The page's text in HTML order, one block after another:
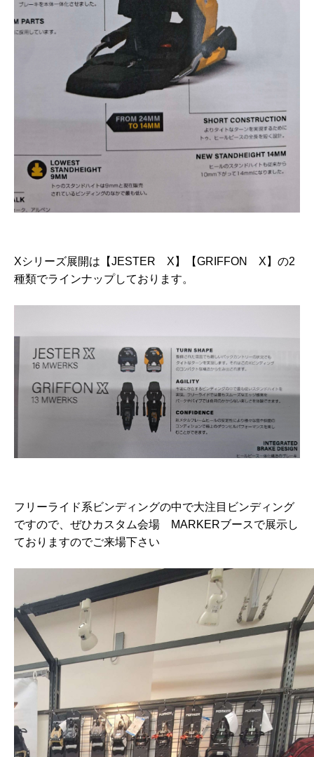
Xシリーズ展開は【JESTER X】【GRIFFON X】の2
種類でラインナップしております。
フリーライド系ビンディングの中で大注目ビンディング
ですので、ぜひカスタム会場 MARKERブースで展示し
ておりますのでご来場下さい